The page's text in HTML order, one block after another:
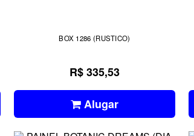
BOX 1286 (RUSTICO)
R$ 335,53
Alugar